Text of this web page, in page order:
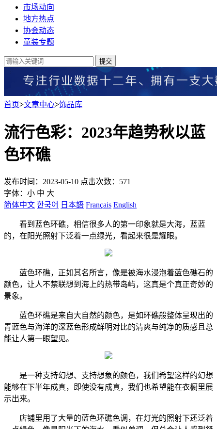
市场动向
地方热点
协会动态
童装专题
提交
首页>文章中心>饰品库
流行色彩：2023年趋势秋以蓝
色环礁
发布时间：2023-05-10 点击次数：571
字体： 小 中 大
简体中文 한국어 日本語 Français English
看到蓝色环礁，相信很多人的第一印象就是大海，蓝蓝
的，在阳光照射下泛着一点绿光，看起来很是耀眼。
蓝色环礁，正如其名所言，像是被海水浸泡着蓝色礁石的
颜色，让人不禁联想到海上的热带岛屿，这真是个真正奇妙的
景象。
蓝色环礁是来自大自然的颜色，是如环礁般整体呈现出的
青蓝色与海洋的深蓝色形成鲜明对比的清爽与纯净的质感且总
能让人第一眼望见。
是一种支持幻想、支持想象的颜色，我们希望这样的幻想
能够在下半年成真，即使没有成真，我们也希望能在衣橱里展
示出来。
店铺里用了大量的蓝色环礁色调，在灯光的照射下还泛着